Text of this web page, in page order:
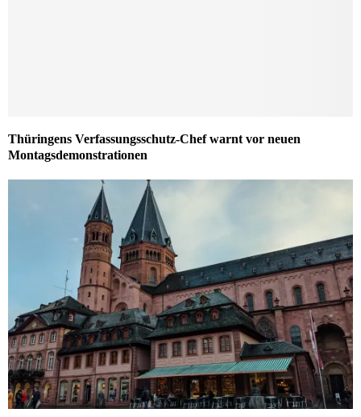
Thüringens Verfassungsschutz-Chef warnt vor neuen
Montagsdemonstrationen